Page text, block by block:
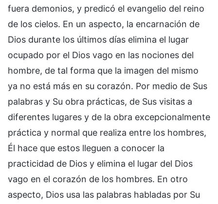
fuera demonios, y predicó el evangelio del reino
de los cielos. En un aspecto, la encarnación de
Dios durante los últimos días elimina el lugar
ocupado por el Dios vago en las nociones del
hombre, de tal forma que la imagen del mismo
ya no está más en su corazón. Por medio de Sus
palabras y Su obra prácticas, de Sus visitas a
diferentes lugares y de la obra excepcionalmente
práctica y normal que realiza entre los hombres,
Él hace que estos lleguen a conocer la
practicidad de Dios y elimina el lugar del Dios
vago en el corazón de los hombres. En otro
aspecto, Dios usa las palabras habladas por Su